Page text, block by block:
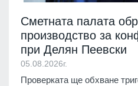
Сметната палата
производство за
при Делян Пеевски
05.08.2026г.
Проверката ще обхване